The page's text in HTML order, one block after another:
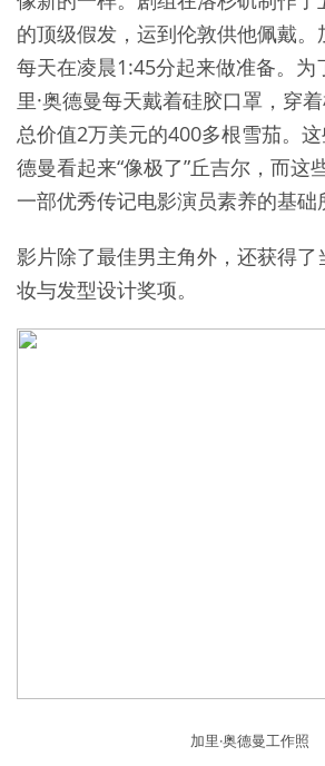
的顶级假发，运到伦敦供他佩戴。
每天在凌晨1:45分起来做准备。为
里·奥德曼每天戴着硅胶口罩，穿
总价值2万美元的400多根雪茄。
德曼看起来“像极了”丘吉尔，而这
一部优秀传记电影演员素养的基础
影片除了最佳男主角外，还获得
妆与发型设计奖项。
加里·奥德曼工作照